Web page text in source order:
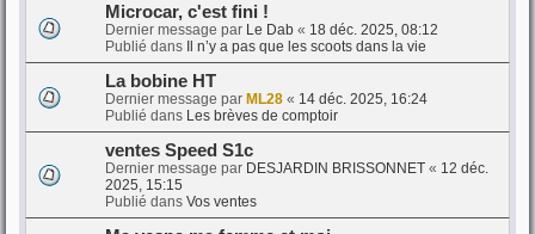
Microcar, c'est fini !
Dernier message par Le Dab « 18 déc. 2025, 08:12
Publié dans Il n’y a pas que les scoots dans la vie
La bobine HT
Dernier message par ML28 « 14 déc. 2025, 16:24
Publié dans Les brèves de comptoir
ventes Speed S1c
Dernier message par DESJARDIN BRISSONNET « 12 déc.
2025, 15:15
Publié dans Vos ventes